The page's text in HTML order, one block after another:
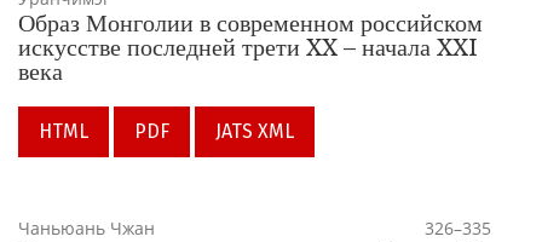
Образ Монголии в современном российском
искусстве последней трети XX – начала XXI
века
HTML PDF JATS XML
Чаньюань Чжан 326–335